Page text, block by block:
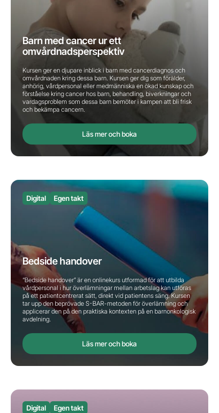
Barn med cancer ur ett
omvårdnadsperspektiv
Kursen ger en djupare inblick i barn med cancerdiagnos och
omvårdnaden kring dessa barn. Kursen ger dig som förälder,
anhörig, vårdpersonal eller medmänniska en ökad kunskap och
förståelse kring cancer hos barn, behandling, biverkningar och
vardagsproblem som dessa barn bemöter i kampen att bli frisk
och bekämpa cancern.
Läs mer och boka
Digital Egen takt
Bedside handover
“Bedside handover” är en onlinekurs utformad för att utbilda
vårdpersonal i hur överlämningar mellan arbetslag kan utföras
på ett patientcentrerat sätt, direkt vid patientens säng. Kursen
tar upp den beprövade S-BAR-metoden för överlämning och
applicerar den på den praktiska kontexten på en barnonkologisk
avdelning.
Läs mer och boka
Digital Egen takt